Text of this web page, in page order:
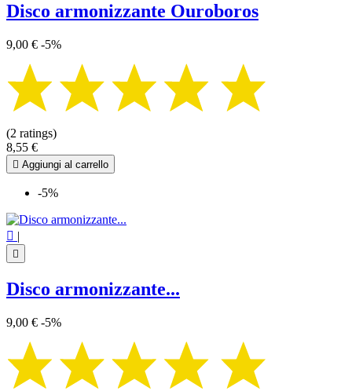
Disco armonizzante Ouroboros
9,00 € -5%
(2 ratings)
8,55 €
 Aggiungi al carrello
-5%
 |

Disco armonizzante...
9,00 € -5%